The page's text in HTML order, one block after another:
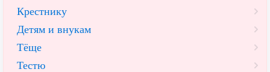
Крестнику
Детям и внукам
Тёще
Тестю